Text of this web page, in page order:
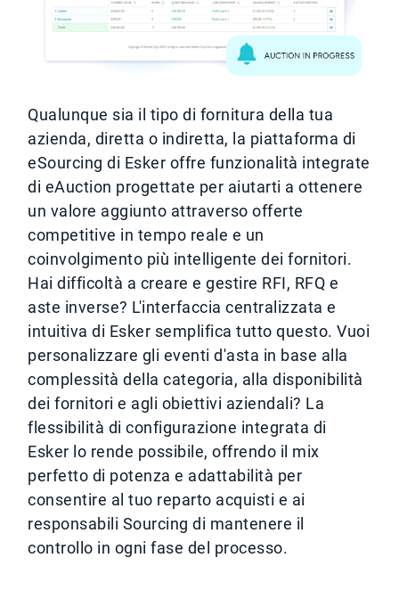
Qualunque sia il tipo di fornitura della tua
azienda, diretta o indiretta, la piattaforma di
eSourcing di Esker offre funzionalità integrate
di eAuction progettate per aiutarti a ottenere
un valore aggiunto attraverso offerte
competitive in tempo reale e un
coinvolgimento più intelligente dei fornitori.
Hai difficoltà a creare e gestire RFI, RFQ e
aste inverse? L'interfaccia centralizzata e
intuitiva di Esker semplifica tutto questo. Vuoi
personalizzare gli eventi d'asta in base alla
complessità della categoria, alla disponibilità
dei fornitori e agli obiettivi aziendali? La
flessibilità di configurazione integrata di
Esker lo rende possibile, offrendo il mix
perfetto di potenza e adattabilità per
consentire al tuo reparto acquisti e ai
responsabili Sourcing di mantenere il
controllo in ogni fase del processo.